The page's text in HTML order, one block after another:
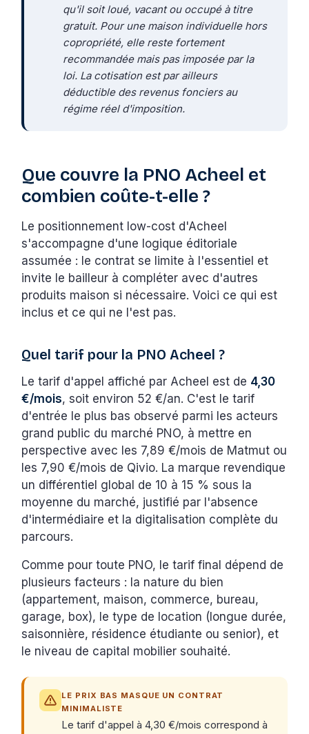
qu'il soit loué, vacant ou occupé à titre
gratuit. Pour une maison individuelle hors
copropriété, elle reste fortement
recommandée mais pas imposée par la
loi. La cotisation est par ailleurs
déductible des revenus fonciers au
régime réel d'imposition.
Que couvre la PNO Acheel et
combien coûte-t-elle ?
Le positionnement low-cost d'Acheel
s'accompagne d'une logique éditoriale
assumée : le contrat se limite à l'essentiel et
invite le bailleur à compléter avec d'autres
produits maison si nécessaire. Voici ce qui est
inclus et ce qui ne l'est pas.
Quel tarif pour la PNO Acheel ?
Le tarif d'appel affiché par Acheel est de 4,30
€/mois, soit environ 52 €/an. C'est le tarif
d'entrée le plus bas observé parmi les acteurs
grand public du marché PNO, à mettre en
perspective avec les 7,89 €/mois de Matmut ou
les 7,90 €/mois de Qivio. La marque revendique
un différentiel global de 10 à 15 % sous la
moyenne du marché, justifié par l'absence
d'intermédiaire et la digitalisation complète du
parcours.
Comme pour toute PNO, le tarif final dépend de
plusieurs facteurs : la nature du bien
(appartement, maison, commerce, bureau,
garage, box), le type de location (longue durée,
saisonnière, résidence étudiante ou senior), et
le niveau de capital mobilier souhaité.
LE PRIX BAS MASQUE UN CONTRAT
MINIMALISTE
Le tarif d'appel à 4,30 €/mois correspond à